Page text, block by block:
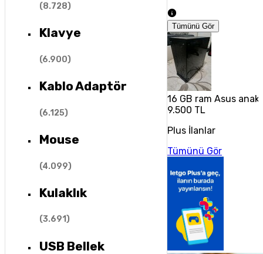
(8.728)
Klavye
(6.900)
Kablo Adaptör
(6.125)
Mouse
(4.099)
Kulaklık
(3.691)
USB Bellek
Tümünü Gör
16 GB ram Asus
9.500 TL
Plus İlanlar
Tümünü Gör